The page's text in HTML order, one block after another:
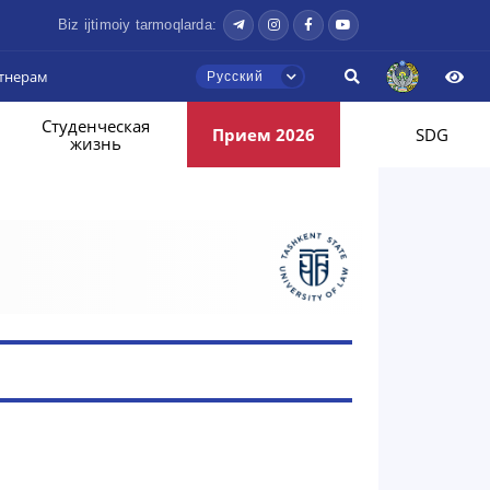
Biz ijtimoiy tarmoqlarda:
Русский
Студенческая
жизнь
Прием 2026 SDG